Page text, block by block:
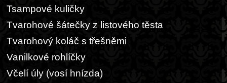
Tsampové kuličky
Tvarohové šátečky z listového těsta
Tvarohový koláč s třešněmi
Vanilkové rohlíčky
Včelí úly (vosí hnízda)